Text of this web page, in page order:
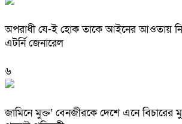
অপরাধী যে-ই হোক তাকে আইনের আওতায়
এটর্নি জেনারেল
৬
জামিনে মুক্ত’ বেনজীরকে দেশে এনে বিচারের